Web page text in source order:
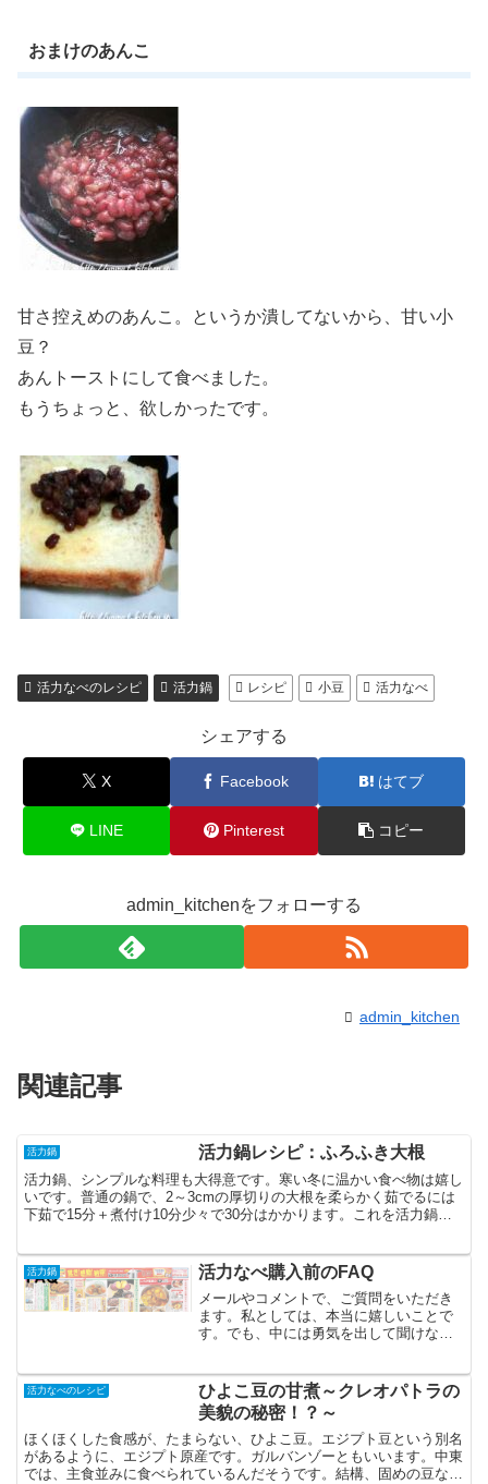
おまけのあんこ
甘さ控えめのあんこ。というか潰してないから、甘い小
豆？
あんトーストにして食べました。
もうちょっと、欲しかったです。
活力なべのレシピ 活力鍋 レシピ 小豆 活力なべ
シェアする
X Facebook はてブ
LINE Pinterest コピー
admin_kitchenをフォローする
admin_kitchen
関連記事
活力鍋 活力鍋レシピ：ふろふき大根
活力鍋、シンプルな料理も大得意です。寒い冬に温かい食べ物は嬉し
いです。普通の鍋で、2～3cmの厚切りの大根を柔らかく茹でるには
下茹で15分＋煮付け10分少々で30分はかかります。これを活力鍋で
活力鍋 活力なべ購入前のFAQ
メールやコメントで、ご質問をいただき
ます。私としては、本当に嬉しいことで
す。でも、中には勇気を出して聞けない
え、思いをまとめておこうと思います。
活力なべのレシピ
ひよこ豆の甘煮～クレオパトラの
美貌の秘密！？～
ほくほくした食感が、たまらない、ひよこ豆。エジプト豆という別名
があるように、エジプト原産です。ガルバンゾーともいいます。中東
では、主食並みに食べられているんだそうです。結構、固めの豆なの